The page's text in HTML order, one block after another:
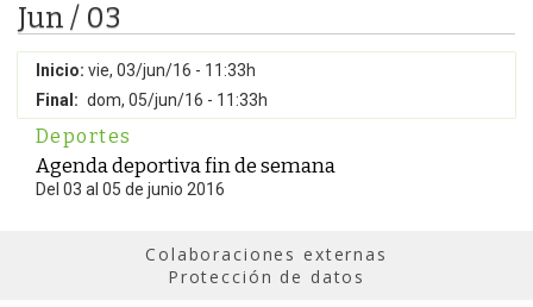
Jun / 03
Inicio: vie, 03/jun/16 - 11:33h
Final: dom, 05/jun/16 - 11:33h
Deportes
Agenda deportiva fin de semana
Del 03 al 05 de junio 2016
Colaboraciones externas
Protección de datos